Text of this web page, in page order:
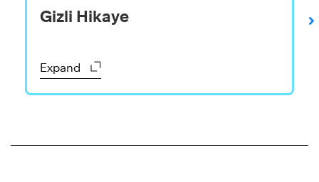
Gizli Hikaye
Expand